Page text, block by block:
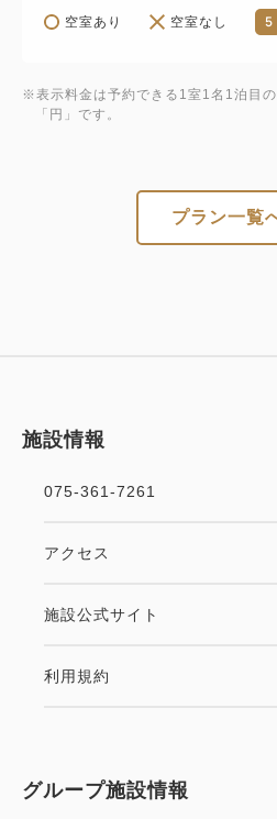
空室あり 空室なし 5
※表示料金は予約できる1室1名1泊目
「円」です。
プラン一覧
施設情報
075-361-7261
アクセス
施設公式サイト
利用規約
グループ施設情報